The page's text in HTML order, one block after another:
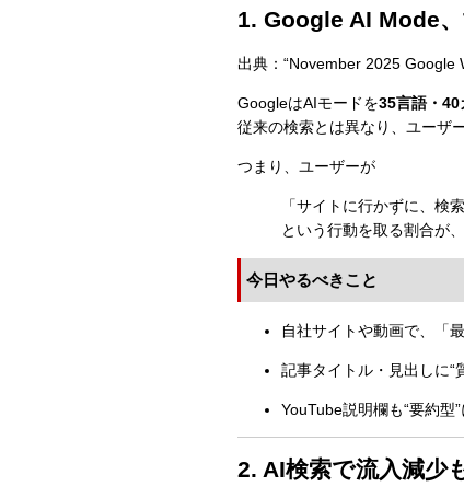
1. Google AI Mode
出典：“November 2025 Google
GoogleはAIモードを35言語・40
従来の検索とは異なり、ユーザ
つまり、ユーザーが
「サイトに行かずに、検
という行動を取る割合が
今日やるべきこと
自社サイトや動画で、「
記事タイトル・見出しに
YouTube説明欄も“要約型
2. AI検索で流入減少